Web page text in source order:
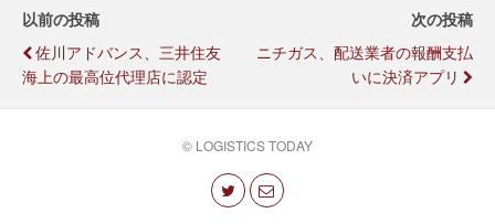
以前の投稿
佐川アドバンス、三井住友
海上の最高位代理店に認定
次の投稿
ニチガス、配送業者の報酬支払
いに決済アプリ
© LOGISTICS TODAY